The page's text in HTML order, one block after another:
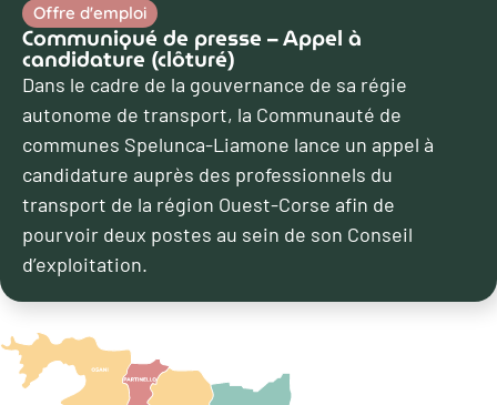
Offre d'emploi
Communiqué de presse – Appel à
candidature (clôturé)
Dans le cadre de la gouvernance de sa régie
autonome de transport, la Communauté de
communes Spelunca-Liamone lance un appel à
candidature auprès des professionnels du
transport de la région Ouest-Corse afin de
pourvoir deux postes au sein de son Conseil
d’exploitation.